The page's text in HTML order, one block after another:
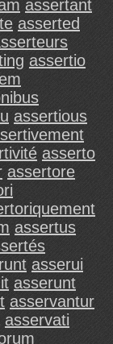
assertant
asserted
assertio
assertious
asserto
assertore
assertus
asserui
asserunt
asservantur
asservati